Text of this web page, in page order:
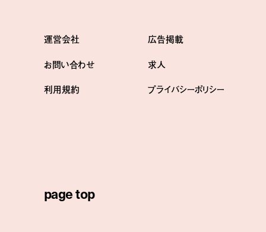
運営会社
広告掲載
お問い合わせ
求人
利用規約
プライバシーポリシー
page top